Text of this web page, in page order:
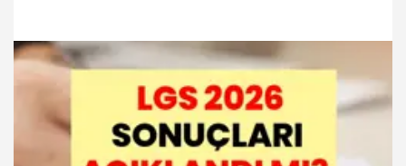
sürecine ilişkin tüm ayrıntıları öğrenmek isteyen adaylar,
sonuç tarihini araştırıyor. İşte 2026 LGS sonuçları, tercih
takvimi ve yerleştirme sürecine ilişkin son bilgiler.
9.07.2026 Gündem